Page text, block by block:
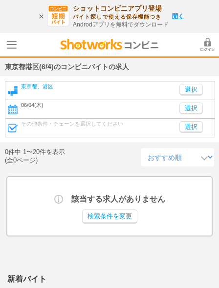
ショットコンビニアプリ登場
バイト探しで使える保存機能つき
Androdアプリを無料でダウンロード
開く
東京都港区(6/4)のコンビニバイトの求人
東京都、港区
06/04(木) 選択
その他条件・チェーンを選択してください 選択
0件中 1〜20件を表示
(全0ページ)
該当する求人がありません
検索条件を変更
新着バイト